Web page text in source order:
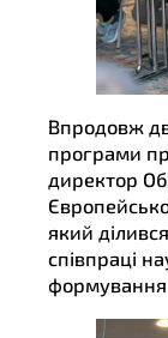
Впродовж
програми
директор
який
співпраці
формування